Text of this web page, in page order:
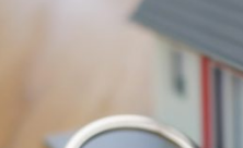
UK?
17 maja, 2020